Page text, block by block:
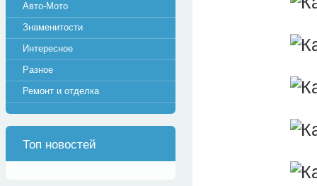
Авто-Мото
Знаменитости
Интересное
Разное
Ремонт и отделка
Топ новостей